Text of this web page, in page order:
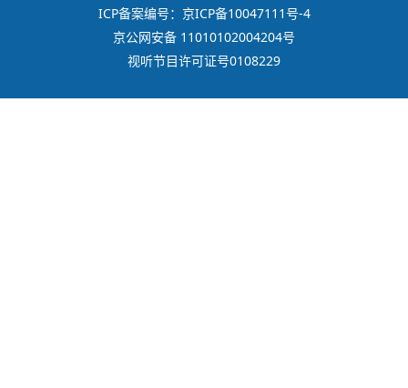
ICP备案编号：京ICP备10047111号-4
京公网安备 11010102004204号
视听节目许可证号0108229